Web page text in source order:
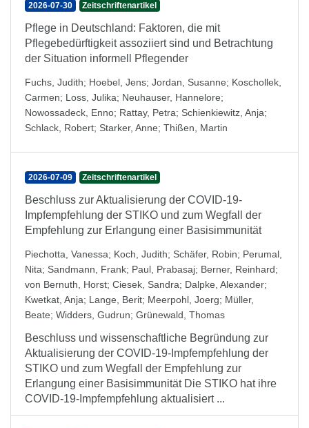
2026-07-30 Zeitschriftenartikel
Pflege in Deutschland: Faktoren, die mit
Pflegebedürftigkeit assoziiert sind und Betrachtung
der Situation informell Pflegender
Fuchs, Judith; Hoebel, Jens; Jordan, Susanne; Koschollek,
Carmen; Loss, Julika; Neuhauser, Hannelore;
Nowossadeck, Enno; Rattay, Petra; Schienkiewitz, Anja;
Schlack, Robert; Starker, Anne; Thißen, Martin
2026-07-09 Zeitschriftenartikel
Beschluss zur Aktualisierung der COVID-19-
Impfempfehlung der STIKO und zum Wegfall der
Empfehlung zur Erlangung einer Basisimmunität
Piechotta, Vanessa; Koch, Judith; Schäfer, Robin; Perumal,
Nita; Sandmann, Frank; Paul, Prabasaj; Berner, Reinhard;
von Bernuth, Horst; Ciesek, Sandra; Dalpke, Alexander;
Kwetkat, Anja; Lange, Berit; Meerpohl, Joerg; Müller,
Beate; Widders, Gudrun; Grünewald, Thomas
Beschluss und wissenschaftliche Begründung zur
Aktualisierung der COVID-19-Impfempfehlung der
STIKO und zum Wegfall der Empfehlung zur
Erlangung einer Basisimmunität Die STIKO hat ihre
COVID-19-Impfempfehlung aktualisiert ...